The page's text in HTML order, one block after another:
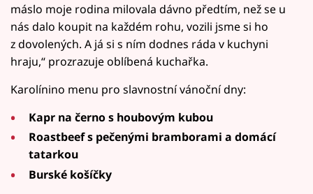
máslo moje rodina milovala dávno předtím, než se u
nás dalo koupit na každém rohu, vozili jsme si ho
z dovolených. A já si s ním dodnes ráda v kuchyni
hraju,“ prozrazuje oblíbená kuchařka.
Karolínino menu pro slavnostní vánoční dny:
Kapr na černo s houbovým kubou
Roastbeef s pečenými bramborami a domácí
tatarkou
Burské košíčky